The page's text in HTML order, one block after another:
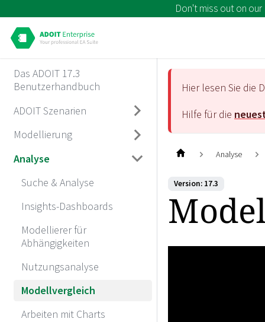
Don't miss out on our
Das ADOIT 17.3
Benutzerhandbuch
ADOIT Szenarien
Modellierung
Analyse
Suche & Analyse
Insights-Dashboards
Modellierer für
Abhängigkeiten
Nutzungsanalyse
Modellvergleich
Arbeiten mit Charts
Hier lesen Sie die
Hilfe für die
Analyse
Version: 17.3